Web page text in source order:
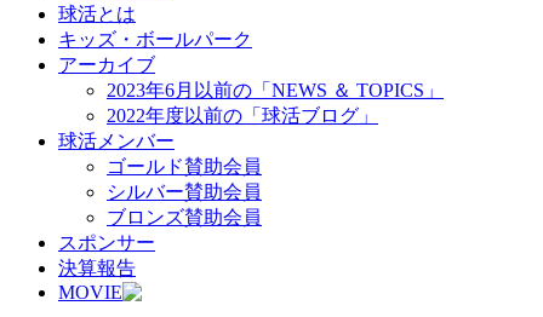
球活とは
キッズ・ボールパーク
アーカイブ
2023年6月以前の「NEWS ＆ TOPICS」
2022年度以前の「球活ブログ」
球活メンバー
ゴールド賛助会員
シルバー賛助会員
ブロンズ賛助会員
スポンサー
決算報告
MOVIE